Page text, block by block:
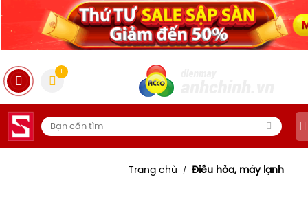
Trang chủ / Điều hòa, máy lạnh